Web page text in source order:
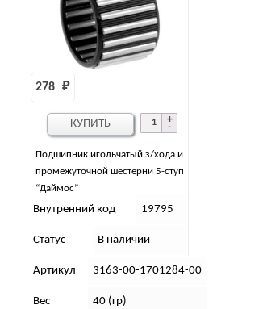
Подшипник игольчатый з/хода и
промежуточной шестерни 5-ступ
“Даймос”
278 ₽
Внутренний код 19795
Статус В наличии
Артикул 3163-00-1701284-00
Вес 40 (гр)
КУПИТЬ